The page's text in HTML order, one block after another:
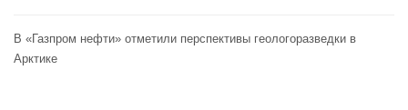
В «Газпром нефти» отметили перспективы геологоразведки в
Арктике